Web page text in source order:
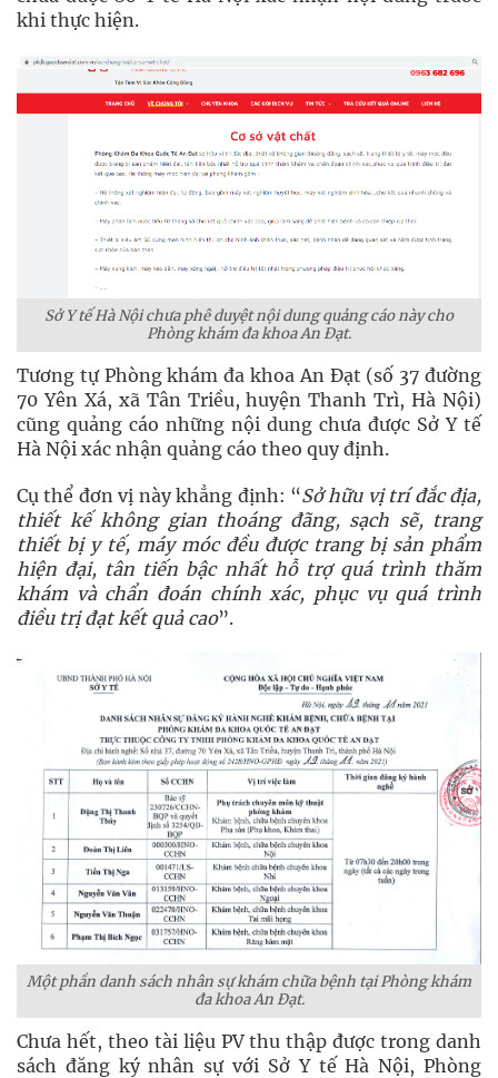
khi thực hiện.
Sở Y tế Hà Nội chưa phê duyệt nội dung quảng cáo này cho
Phòng khám đa khoa An Đạt.
Tương tự Phòng khám đa khoa An Đạt (số 37 đường
70 Yên Xá, xã Tân Triều, huyện Thanh Trì, Hà Nội)
cũng quảng cáo những nội dung chưa được Sở Y tế
Hà Nội xác nhận quảng cáo theo quy định.
Cụ thể đơn vị này khẳng định: “Sở hữu vị trí đắc địa,
thiết kế không gian thoáng đãng, sạch sẽ, trang
thiết bị y tế, máy móc đều được trang bị sản phẩm
hiện đại, tân tiến bậc nhất hỗ trợ quá trình thăm
khám và chẩn đoán chính xác, phục vụ quá trình
điều trị đạt kết quả cao”.
Một phần danh sách nhân sự khám chữa bệnh tại Phòng khám
đa khoa An Đạt.
Chưa hết, theo tài liệu PV thu thập được trong danh
sách đăng ký nhân sự với Sở Y tế Hà Nội, Phòng